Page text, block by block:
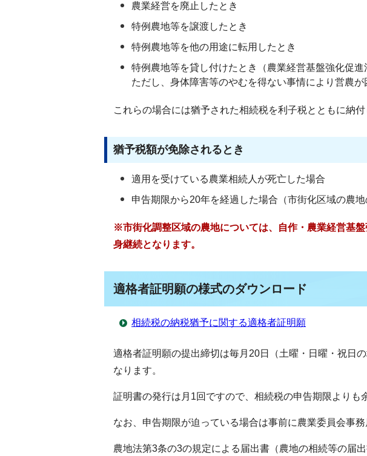
農業経営を廃止したとき
特例農地等を譲渡したとき
特例農地等を他の用途に転用したとき
特例農地等を貸し付けたとき（農業経営基盤強化促進
ただし、身体障害等のやむを得ない事情により営農
これらの場合には猶予された相続税を利子税とともに納付
猶予税額が免除されるとき
適用を受けている農業相続人が死亡した場合
申告期限から20年を経過した場合（市街化区域の農地
※市街化調整区域の農地については、自作・農業経営基
身継続となります。
適格者証明願の様式のダウンロード
相続税の納税猶予に関する適格者証明願
適格者証明願の提出締切は毎月20日（土曜・日曜・祝日
なります。
証明書の発行は月1回ですので、相続税の申告期限よりも
なお、申告期限が迫っている場合は事前に農業委員会事務
農地法第3条の3の規定による届出書（農地の相続等の届出